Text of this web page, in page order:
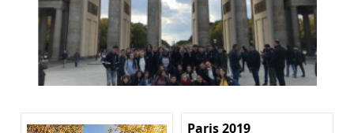
Paris 2019